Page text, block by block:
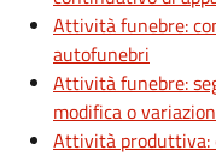
Attività funebre:
autofunebri
Attività funebre:
modifica o
Attività produttiva: